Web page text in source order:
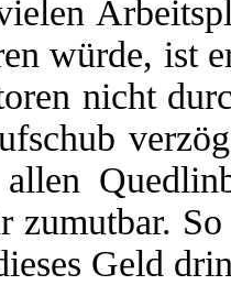
würde, ist
nicht
zumutbar.
Geld